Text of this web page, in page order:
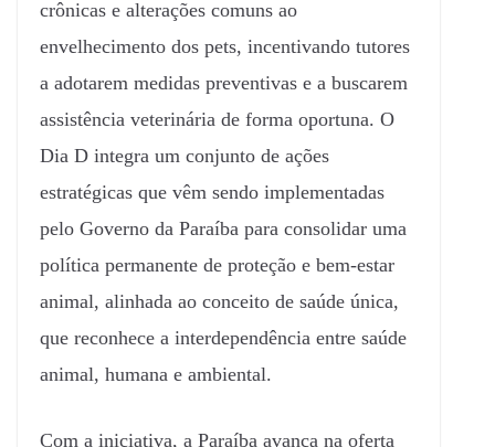
crônicas e alterações comuns ao
envelhecimento dos pets, incentivando tutores
a adotarem medidas preventivas e a buscarem
assistência veterinária de forma oportuna. O
Dia D integra um conjunto de ações
estratégicas que vêm sendo implementadas
pelo Governo da Paraíba para consolidar uma
política permanente de proteção e bem-estar
animal, alinhada ao conceito de saúde única,
que reconhece a interdependência entre saúde
animal, humana e ambiental.
Com a iniciativa, a Paraíba avança na oferta